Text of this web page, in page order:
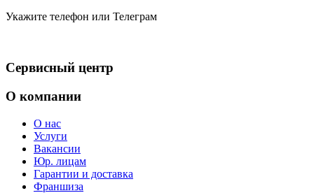
Укажите телефон или Телеграм
Сервисный центр
О компании
О нас
Услуги
Вакансии
Юр. лицам
Гарантии и доставка
Франшиза